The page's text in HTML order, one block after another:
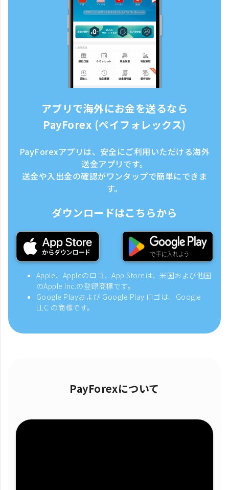
アプリで海外にお金を送るなら
PayForex (ペイフォレックス)
PayForexアプリは、安全にご利用いただける海外
送金アプリです。
送金や入出金の確認がワンタップで簡単にできま
す。
ダウンロードはこちらから
Apple、Appleのロゴ、App Storeは、米国および他国
のApple Inc.の登録商標です。
Google Playおよび Google Play ロゴは、Google
LLC の商標です。
PayForexについて